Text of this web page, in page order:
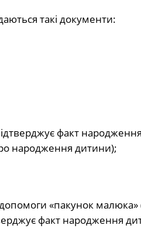
такі документи:
факт
народження дитини);
«пакунок малюка»
факт народження